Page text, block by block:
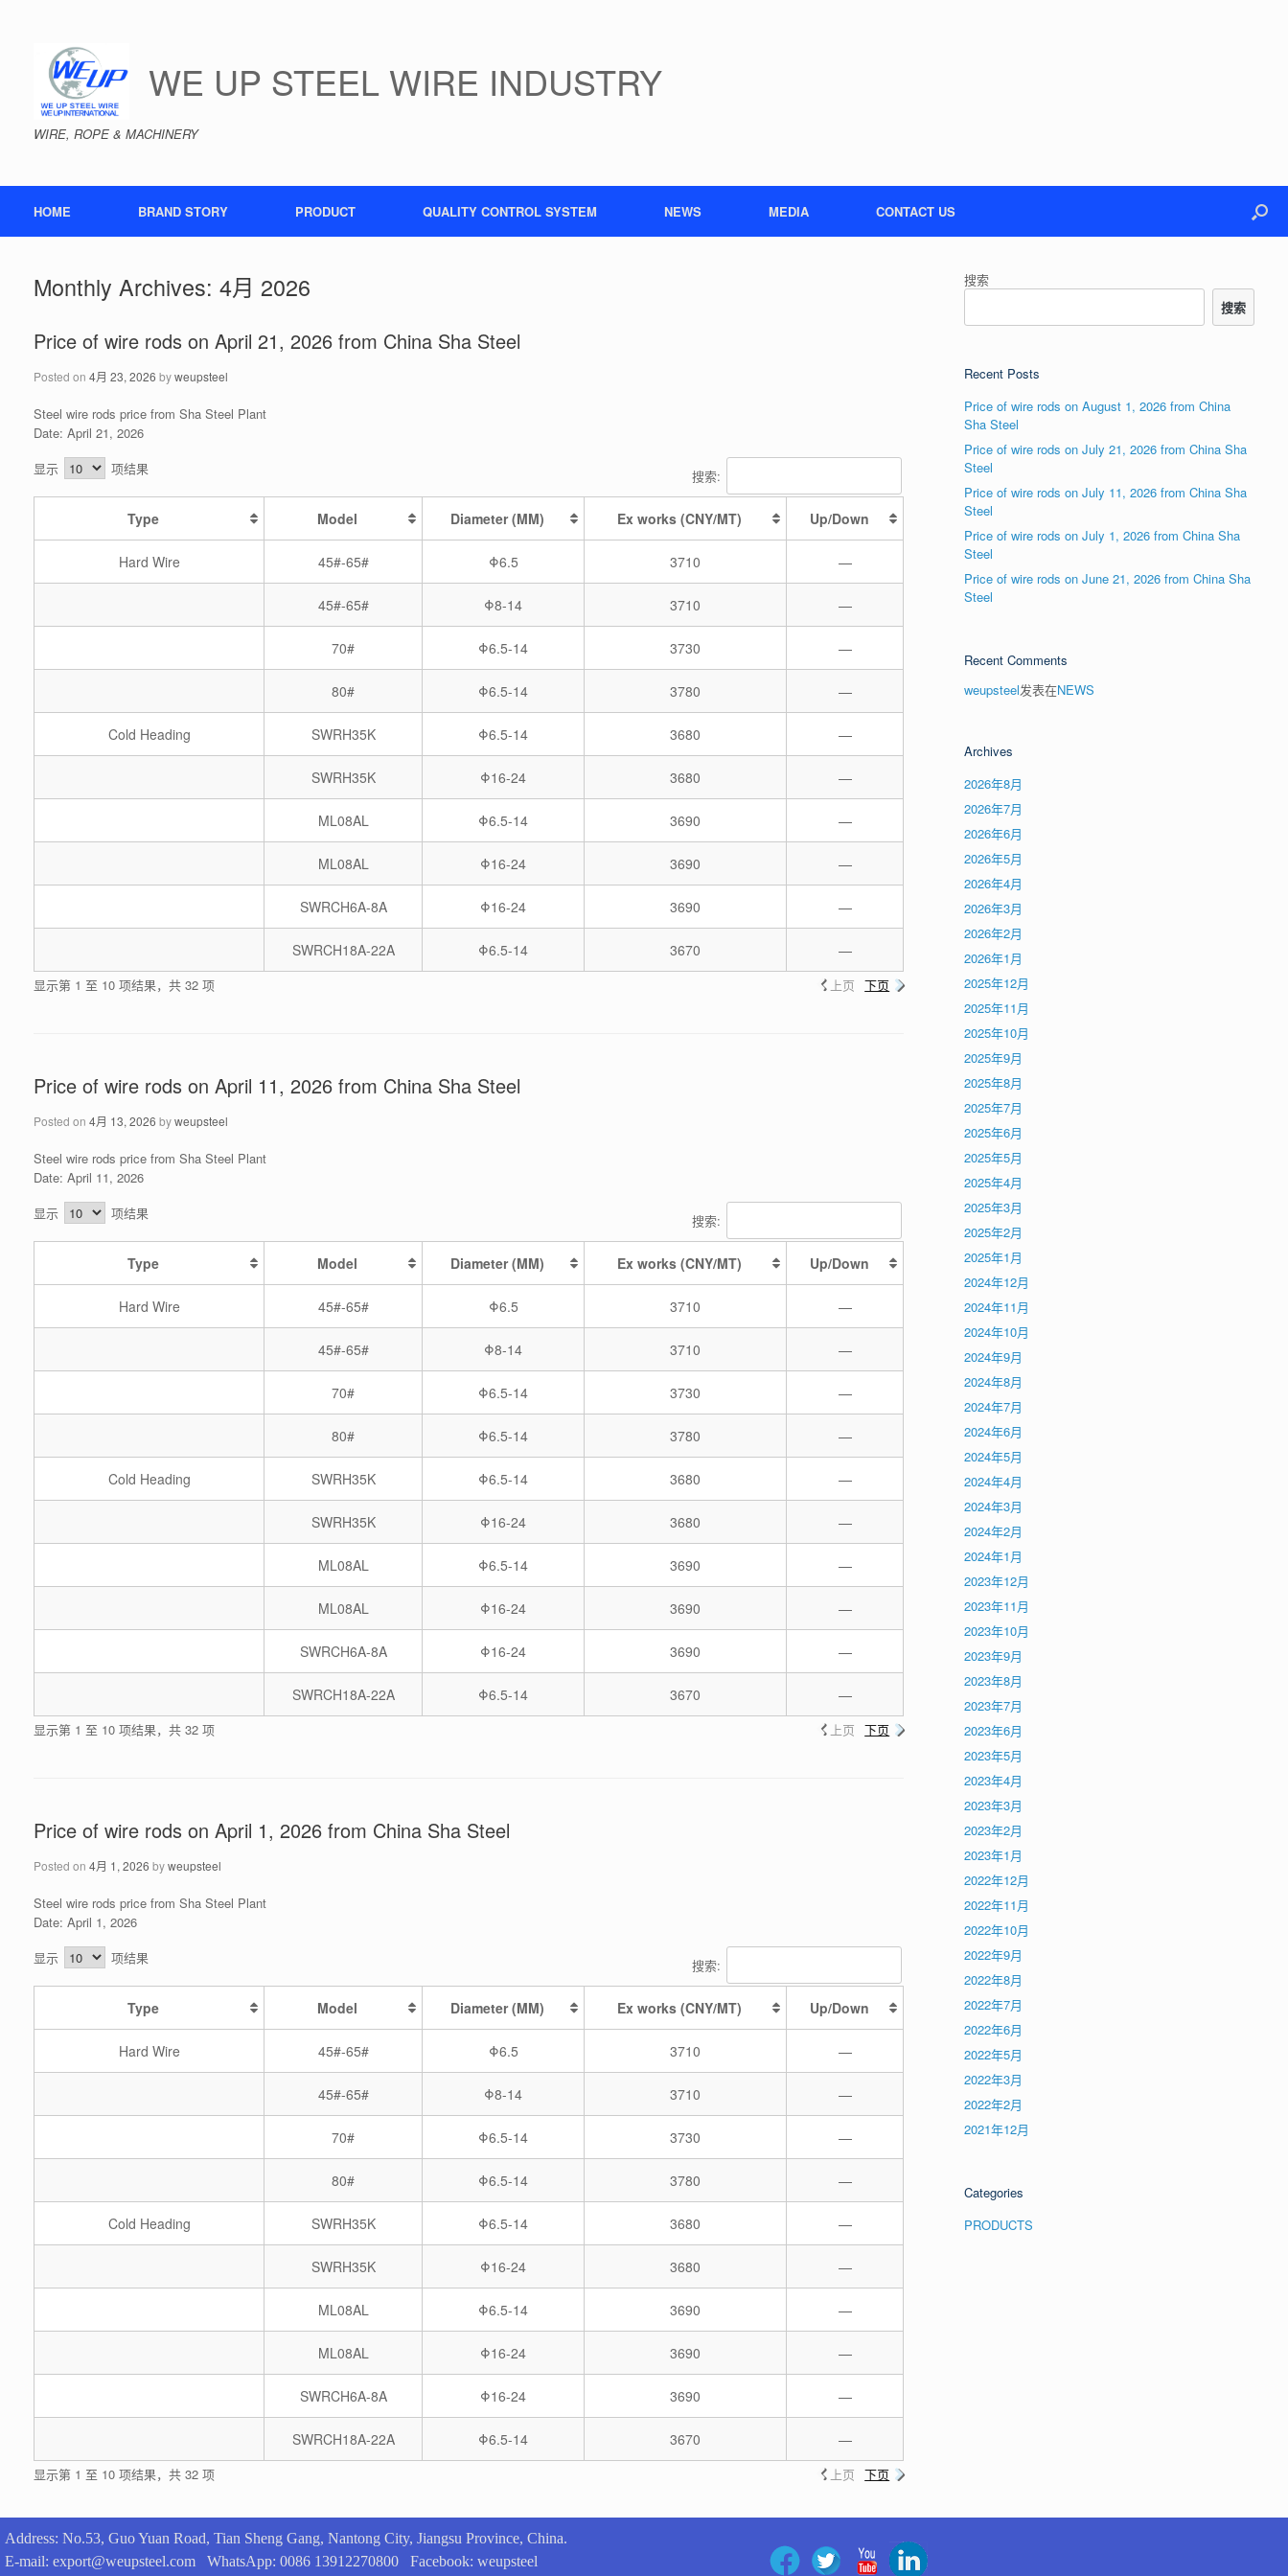
WE UP STEEL WIRE INDUSTRY
WIRE, ROPE & MACHINERY
HOME BRAND STORY PRODUCT QUALITY CONTROL SYSTEM NEWS MEDIA CONTACT US
Monthly Archives: 4月 2026
Price of wire rods on April 21, 2026 from China Sha Steel
Posted on 4月 23, 2026 byweupsteel
Steel wire rods price from Sha Steel Plant
Date: April 21, 2026
显示
项结果 搜索:
Type Model Diameter (MM) Ex works (CNY/MT) Up/Down
Hard Wire 45#-65# Φ6.5 3710 —
45#-65# Φ8-14 3710 —
70# Φ6.5-14 3730 —
80# Φ6.5-14 3780 —
Cold Heading SWRH35K Φ6.5-14 3680 —
SWRH35K Φ16-24 3680 —
ML08AL Φ6.5-14 3690 —
ML08AL Φ16-24 3690 —
SWRCH6A-8A Φ16-24 3690 —
SWRCH18A-22A Φ6.5-14 3670 —
显示第 1 至 10 项结果，共 32 项 上页 下页
Price of wire rods on April 11, 2026 from China Sha Steel
Posted on 4月 13, 2026 byweupsteel
Steel wire rods price from Sha Steel Plant
Date: April 11, 2026
显示
项结果 搜索:
Type Model Diameter (MM) Ex works (CNY/MT) Up/Down
Hard Wire 45#-65# Φ6.5 3710 —
45#-65# Φ8-14 3710 —
70# Φ6.5-14 3730 —
80# Φ6.5-14 3780 —
Cold Heading SWRH35K Φ6.5-14 3680 —
SWRH35K Φ16-24 3680 —
ML08AL Φ6.5-14 3690 —
ML08AL Φ16-24 3690 —
SWRCH6A-8A Φ16-24 3690 —
SWRCH18A-22A Φ6.5-14 3670 —
显示第 1 至 10 项结果，共 32 项 上页 下页
Price of wire rods on April 1, 2026 from China Sha Steel
Posted on 4月 1, 2026 byweupsteel
Steel wire rods price from Sha Steel Plant
Date: April 1, 2026
显示
项结果 搜索:
Type Model Diameter (MM) Ex works (CNY/MT) Up/Down
Hard Wire 45#-65# Φ6.5 3710 —
45#-65# Φ8-14 3710 —
70# Φ6.5-14 3730 —
80# Φ6.5-14 3780 —
Cold Heading SWRH35K Φ6.5-14 3680 —
SWRH35K Φ16-24 3680 —
ML08AL Φ6.5-14 3690 —
ML08AL Φ16-24 3690 —
SWRCH6A-8A Φ16-24 3690 —
SWRCH18A-22A Φ6.5-14 3670 —
显示第 1 至 10 项结果，共 32 项 上页 下页
搜索
搜索
Recent Posts
Price of wire rods on August 1, 2026 from China
Sha Steel
Price of wire rods on July 21, 2026 from China Sha
Steel
Price of wire rods on July 11, 2026 from China Sha
Steel
Price of wire rods on July 1, 2026 from China Sha
Steel
Price of wire rods on June 21, 2026 from China Sha
Steel
Recent Comments
weupsteel发表在NEWS
Archives
2026年8月
2026年7月
2026年6月
2026年5月
2026年4月
2026年3月
2026年2月
2026年1月
2025年12月
2025年11月
2025年10月
2025年9月
2025年8月
2025年7月
2025年6月
2025年5月
2025年4月
2025年3月
2025年2月
2025年1月
2024年12月
2024年11月
2024年10月
2024年9月
2024年8月
2024年7月
2024年6月
2024年5月
2024年4月
2024年3月
2024年2月
2024年1月
2023年12月
2023年11月
2023年10月
2023年9月
2023年8月
2023年7月
2023年6月
2023年5月
2023年4月
2023年3月
2023年2月
2023年1月
2022年12月
2022年11月
2022年10月
2022年9月
2022年8月
2022年7月
2022年6月
2022年5月
2022年3月
2022年2月
2021年12月
Categories
PRODUCTS
Address: No.53, Guo Yuan Road, Tian Sheng Gang, Nantong City, Jiangsu Province, China.
E-mail: export@weupsteel.com WhatsApp: 0086 13912270800 Facebook: weupsteel